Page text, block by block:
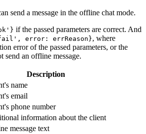
send a message in the offline chat mode.
if the passed parameters are correct. And
error: errReason}, where
error of the passed parameters, or the
send an offline message.
Description
name
email
phone number
information about the client
message text